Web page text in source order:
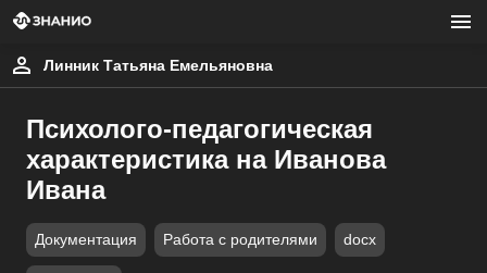
Линник Татьяна Емельяновна
Психолого-педагогическая
характеристика на Иванова
Ивана
Документация Работа с родителями docx